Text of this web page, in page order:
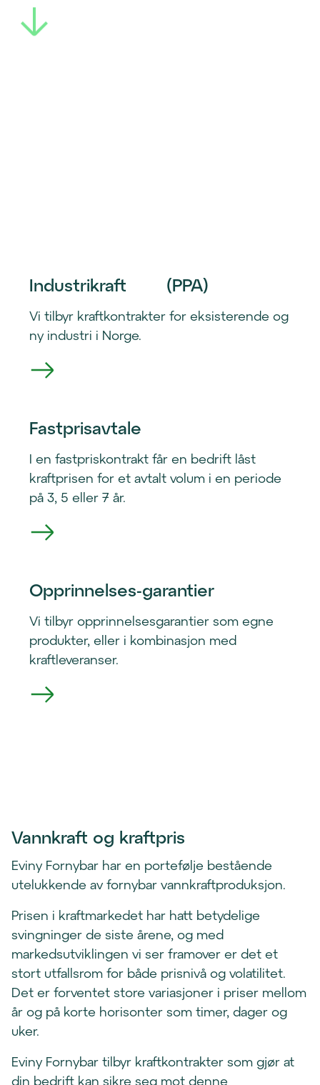
Industrikraft        (PPA)
Vi tilbyr kraftkontrakter for eksisterende og
ny industri i Norge.
Fastprisavtale
I en fastpriskontrakt får en bedrift låst
kraftprisen for et avtalt volum i en periode
på 3, 5 eller 7 år.
Opprinnelses-garantier
Vi tilbyr opprinnelsesgarantier som egne
produkter, eller i kombinasjon med
kraftleveranser.
Vannkraft og kraftpris
Eviny Fornybar har en portefølje bestående
utelukkende av fornybar vannkraftproduksjon.
Prisen i kraftmarkedet har hatt betydelige
svingninger de siste årene, og med
markedsutviklingen vi ser framover er det et
stort utfallsrom for både prisnivå og volatilitet.
Det er forventet store variasjoner i priser mellom
år og på korte horisonter som timer, dager og
uker.
Eviny Fornybar tilbyr kraftkontrakter som gjør at
din bedrift kan sikre seg mot denne